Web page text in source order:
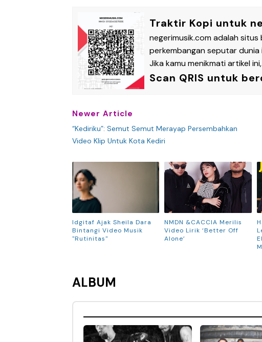
Traktir Kopi untuk
negerimusik.com adalah
perkembangan seputar dunia
Jika kamu menikmati artikel
Scan QRIS untuk
Newer Article
“Kediriku”: Semut Semut Merayap Persembahkan
Video Klip Untuk Kota Kediri
Idgitaf Ajak Sheila Dara
Bintangi Video Musik
"Rutinitas"
NMDN &CACCIA Merilis
Video Lirik ‘Better Off
Alone’
ALBUM